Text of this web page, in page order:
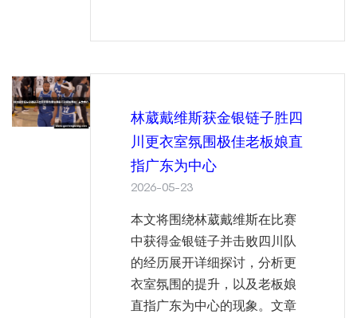
林葳戴维斯获金银链子胜四
川更衣室氛围极佳老板娘直
指广东为中心
2026-05-23
本文将围绕林葳戴维斯在比赛
中获得金银链子并击败四川队
的经历展开详细探讨，分析更
衣室氛围的提升，以及老板娘
直指广东为中心的现象。文章